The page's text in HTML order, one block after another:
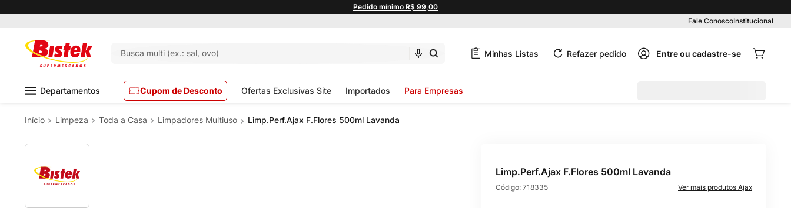
Pedido mínimo R$ 99,00
Fale ConoscoInstitucional
Busca multi (ex.: sal, ovo) Minhas Listas Refazer pedido
Departamentos Cupom de Desconto Ofertas Exclusivas Site Importados Para Empresas
Limpeza Toda a Casa Limpadores Multiuso Limp.Perf.Ajax F.Flores 500ml Lavanda
Limp.Perf.Ajax F.Flores 500ml Lavanda
Código: 718335 Ajax